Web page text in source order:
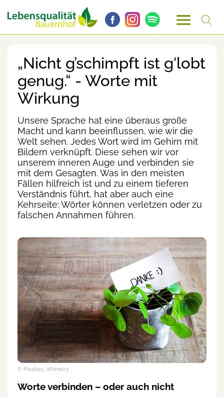
„Nicht g’schimpft ist g‘lobt
genug.“ - Worte mit
Wirkung
Unsere Sprache hat eine überaus große
Macht und kann beeinflussen, wie wir die
Welt sehen. Jedes Wort wird im Gehirn mit
Bildern verknüpft. Diese sehen wir vor
unserem inneren Auge und verbinden sie
mit dem Gesagten. Was in den meisten
Fällen hilfreich ist und zu einem tieferen
Verständnis führt, hat aber auch eine
Kehrseite: Wörter können verletzen oder zu
falschen Annahmen führen.
© Pixabay_athree23
Worte verbinden – oder auch nicht